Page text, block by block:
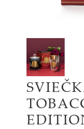
SVIETIDLÁ
KOBERCE
ZRKADLÁ
DOPLNKY
EXTERIÉROVÝ